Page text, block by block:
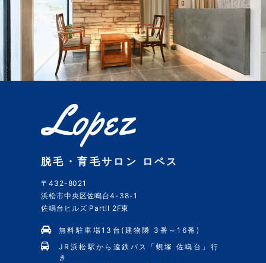
脱毛・育毛サロン ロペス
〒432-8021
浜松市中央区佐鳴台4-38-1
佐鳴台ヒルズ PartII 2F東
無料駐車場13台(建物隣 3番～16番)
JR浜松駅から遠鉄バス「蜆塚 佐鳴台」行
き